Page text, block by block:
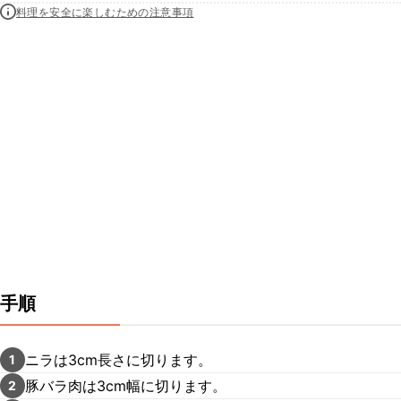
料理を安全に楽しむための注意事項
手順
1 ニラは3cm長さに切ります。
2 豚バラ肉は3cm幅に切ります。